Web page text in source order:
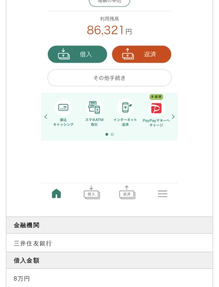
金融機関
三井住友銀行
借入金額
8万円